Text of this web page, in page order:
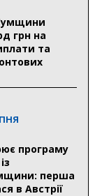
грн на
та
програму
перша
в Австрії